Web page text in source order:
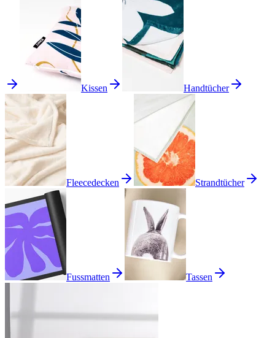
Kissen Handtücher
Fleecedecken Strandtücher
Fussmatten Tassen